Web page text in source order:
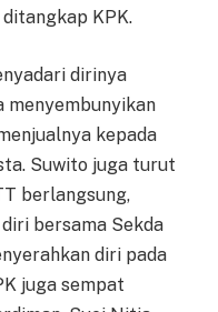
KPK.
dirinya
menyembunyikan
kepada
Suwito juga turut
berlangsung,
bersama Sekda
diri pada
juga sempat